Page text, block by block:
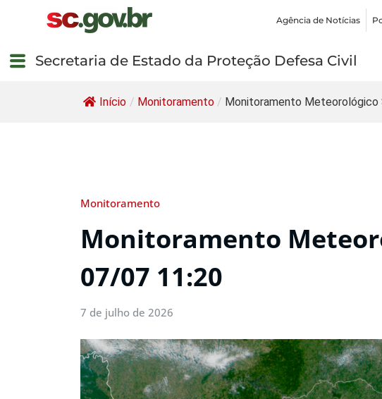
Agência de Notícias
Secretaria de Estado da Proteção Defesa Civil
Início / Monitoramento / Monitoramento Meteorológico
Monitoramento
Monitoramento
07/07 11:20
7 de julho de 2026